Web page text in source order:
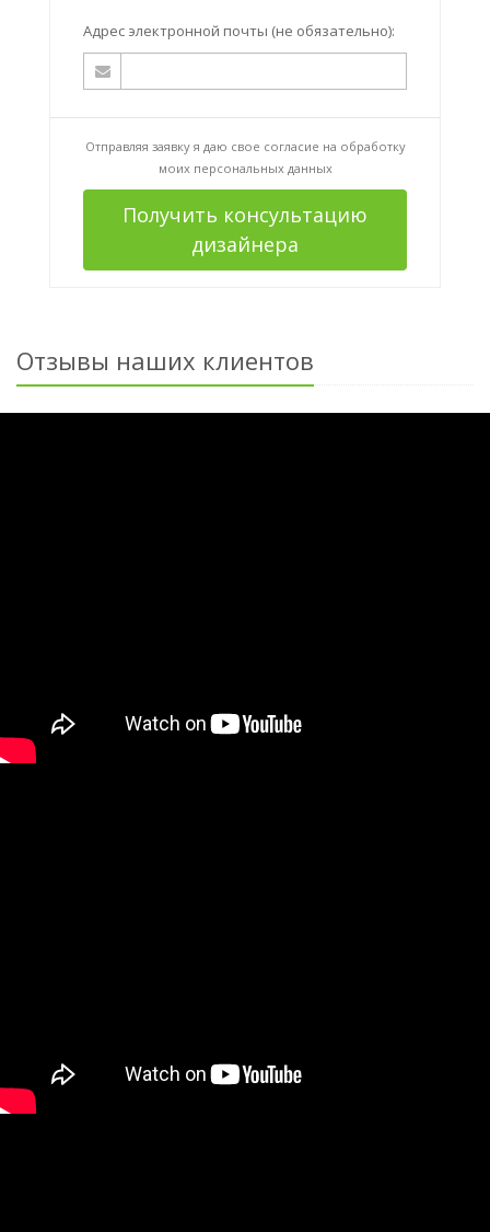
Адрес электронной почты (не обязательно):
Отправляя заявку я даю свое согласие на обработку
моих персональных данных
Получить консультацию
дизайнера
Отзывы наших клиентов